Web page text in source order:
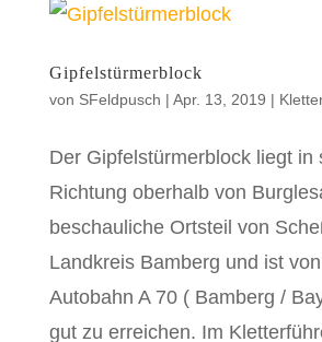
Gipfelstürmerblock
von SFeldpusch | Apr. 13, 2019 |
Der Gipfelstürmerblock liegt in
Richtung oberhalb von
beschauliche Ortsteil von
Landkreis Bamberg und ist
Autobahn A 70 ( Bamberg /
gut zu erreichen. Im